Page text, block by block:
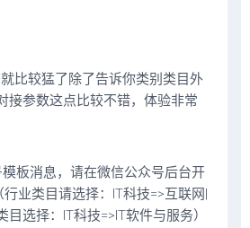
比较猛了除了告诉你类别类目外
接参数这点比较不错，体验非常
板消息，请在微信公众号后台开
行业类目请选择：IT科技=>互联网|
目选择：IT科技=>IT软件与服务）